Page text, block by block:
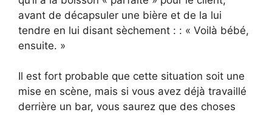
avant de décapsuler une bière et de la lui
tendre en lui disant sèchement : : « Voilà bébé,
ensuite. »
Il est fort probable que cette situation soit une
mise en scène, mais si vous avez déjà travaillé
derrière un bar, vous saurez que des choses